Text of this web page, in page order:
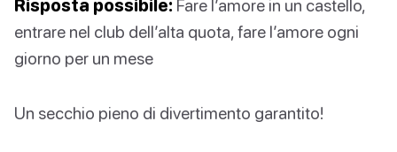
Risposta possibile: Fare l’amore in un castello,
entrare nel club dell’alta quota, fare l’amore ogni
giorno per un mese
Un secchio pieno di divertimento garantito!